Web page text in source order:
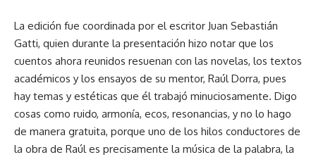
La edición fue coordinada por el escritor Juan Sebastián
Gatti, quien durante la presentación hizo notar que los
cuentos ahora reunidos resuenan con las novelas, los textos
académicos y los ensayos de su mentor, Raúl Dorra, pues
hay temas y estéticas que él trabajó minuciosamente. Digo
cosas como ruido, armonía, ecos, resonancias, y no lo hago
de manera gratuita, porque uno de los hilos conductores de
la obra de Raúl es precisamente la música de la palabra, la